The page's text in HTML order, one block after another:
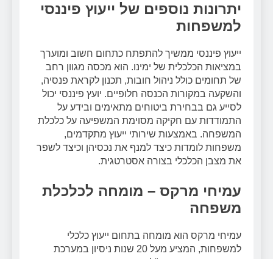
יתרונות נוספים של ייעוץ פיננסי
למשפחות
ייעוץ פיננסי ממשיך להתפתח כתחום חשוב ומוערך
במציאות הכלכלית של ימינו. הוא מכסה מגוון רחב
של תחומים כולל ניהול חובות, תכנון לקראת פנסיה,
והשקעה במקורות הכנסה חלופיים. יועץ פיננסי יכול
לסייע גם בבחירת ביטוחים מתאימים ובידע על
התמודדות עם חקיקה מסוימת המשפיעה על כלכלת
המשפחה. באמצעות שירותי ייעוץ מתקדמים,
משפחות לומדות כיצד למנף את נכסיהן וכיצד לשפר
את מצבן הכלכלי בצורה אסטרטגית.
עמיחי מרקס – מומחה לכלכלת
משפחה
עמיחי מרקס הוא מומחה בתחום ייעוץ כלכלי
למשפחות, המציע מעל 20 שנות ניסיון במערכת